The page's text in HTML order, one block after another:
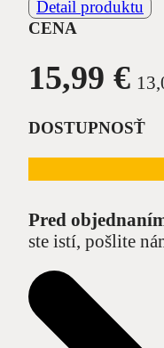
Detail produktu
CENA
15,99 €
DOSTUPNOSŤ
Pred
ste istí, pošlite